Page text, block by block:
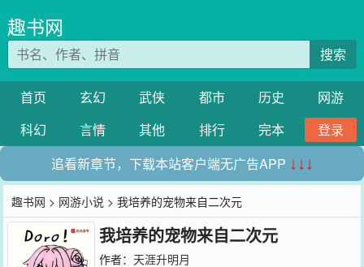
趣书网
搜索
首页 玄幻 武侠 都市 历史
网游
科幻
言情 其他 排行 完本
登录
追看新章节，下载本站客户端无广告APP ↓↓↓
趣书网 > 网游小说 > 我培养的宠物来自二次元
我培养的宠物来自二次元
作者： 天涯升明月